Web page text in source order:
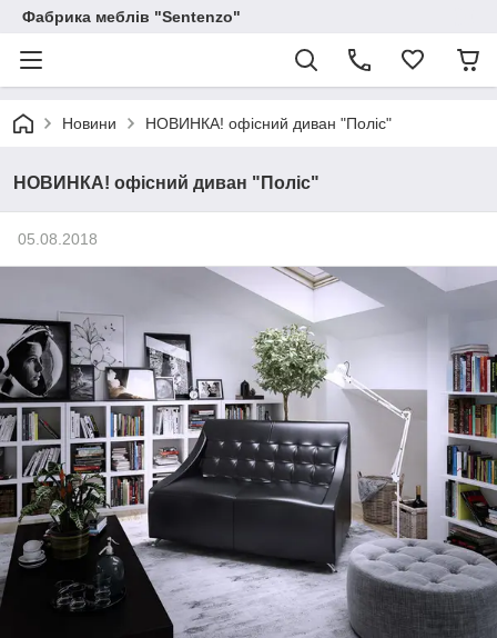
Фабрика меблів "Sentenzo"
Новини НОВИНКА! офісний диван "Поліс"
НОВИНКА! офісний диван "Поліс"
05.08.2018